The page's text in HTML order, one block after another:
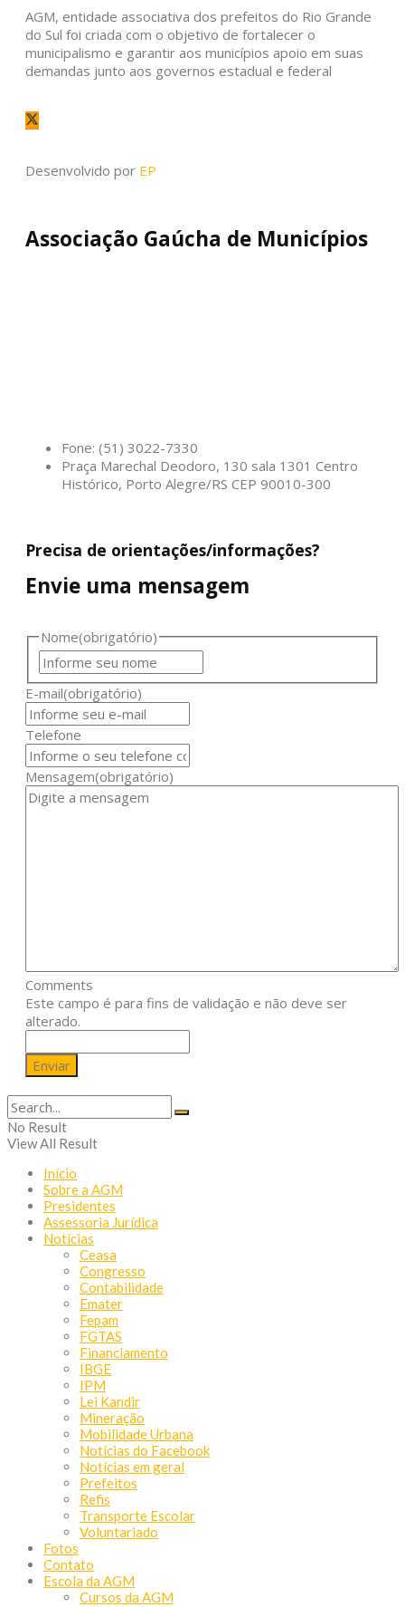
AGM, entidade associativa dos prefeitos do Rio Grande
do Sul foi criada com o objetivo de fortalecer o
municipalismo e garantir aos municípios apoio em suas
demandas junto aos governos estadual e federal
Desenvolvido por EP
Associação Gaúcha de Municípios
Fone: (51) 3022-7330
Praça Marechal Deodoro, 130 sala 1301 Centro
Histórico, Porto Alegre/RS CEP 90010-300
Precisa de orientações/informações?
Envie uma mensagem
Nome(obrigatório)
E-mail(obrigatório)
Telefone
Mensagem(obrigatório)
Comments
Este campo é para fins de validação e não deve ser
alterado.
No Result
View All Result
Início
Sobre a AGM
Presidentes
Assessoria Jurídica
Notícias
Ceasa
Congresso
Contabilidade
Emater
Fepam
FGTAS
Financiamento
IBGE
IPM
Lei Kandir
Mineração
Mobilidade Urbana
Notícias do Facebook
Notícias em geral
Prefeitos
Refis
Transporte Escolar
Voluntariado
Fotos
Contato
Escola da AGM
Cursos da AGM